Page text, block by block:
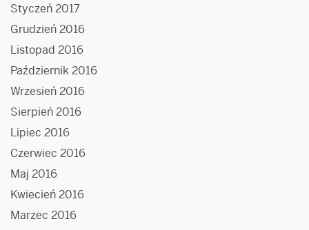
Styczeń 2017
Grudzień 2016
Listopad 2016
Październik 2016
Wrzesień 2016
Sierpień 2016
Lipiec 2016
Czerwiec 2016
Maj 2016
Kwiecień 2016
Marzec 2016